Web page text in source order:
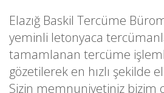
Elazığ Baskil Tercüme
yeminli letonyaca
tamamlanan tercüme
gözetilerek en hızlı şekilde
Sizin memnuniyetiniz